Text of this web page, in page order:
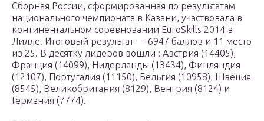
Сборная России, сформированная по результатам
национального чемпионата в Казани, участвовала в
континентальном соревновании EuroSkills 2014 в
Лилле. Итоговый результат — 6947 баллов и 11 место
из 25. В десятку лидеров вошли : Австрия (14405),
Франция (14099), Нидерланды (13434), Финляндия
(12107), Португалия (11150), Бельгия (10958), Швеция
(8545), Великобритания (8129), Венгрия (8124) и
Германия (7774).